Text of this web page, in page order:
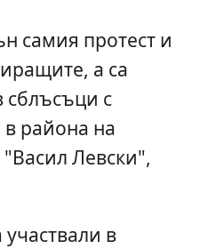
самия протест и
а са
сблъсъци с
в района на
Левски",
в